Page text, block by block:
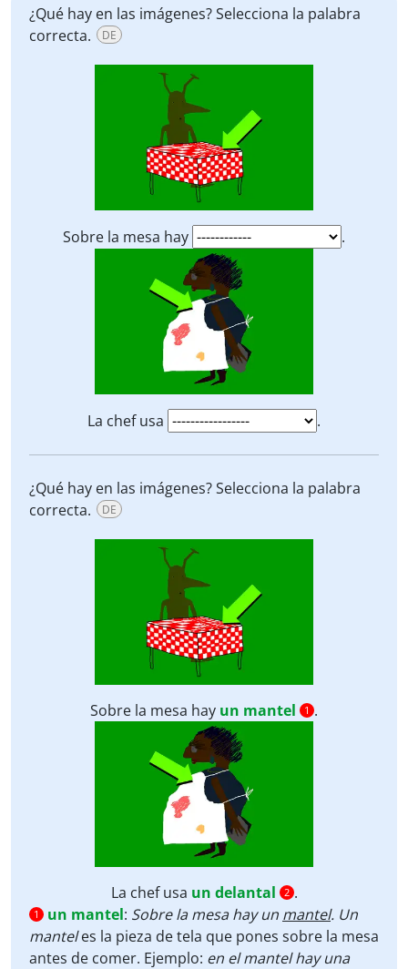
¿Qué hay en las imágenes? Selecciona la palabra
correcta.
DE
Sobre la mesa hay .
La chef usa .
¿Qué hay en las imágenes? Selecciona la palabra
correcta.
DE
Sobre la mesa hay un mantel 1 .
La chef usa un delantal 2 .
1 un mantel: Sobre la mesa hay un mantel. Un
manteles la pieza de tela que pones sobre la mesa
antes de comer. Ejemplo: en el mantel hay una